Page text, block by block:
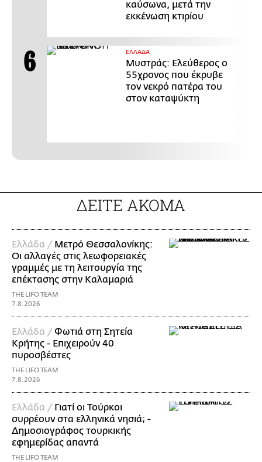
καύσωνα, μετά την
εκκένωση κτιρίου
ΕΛΛΑΔΑ
Μυστράς: Ελεύθερος ο
55χρονος που έκρυβε
τον νεκρό πατέρα του
στον καταψύκτη
ΔΕΙΤΕ ΑΚΟΜΑ
Ελλάδα / Μετρό Θεσσαλονίκης:
Οι αλλαγές στις λεωφορειακές
γραμμές με τη λειτουργία της
επέκτασης στην Καλαμαριά
THE LIFO TEAM
7.8.2026
Ελλάδα /Φωτιά στη Σητεία
Κρήτης - Επιχειρούν 40
πυροσβέστες
THE LIFO TEAM
7.8.2026
Ελλάδα / Γιατί οι Τούρκοι
συρρέουν στα ελληνικά νησιά; -
Δημοσιογράφος τουρκικής
εφημερίδας απαντά
THE LIFO TEAM